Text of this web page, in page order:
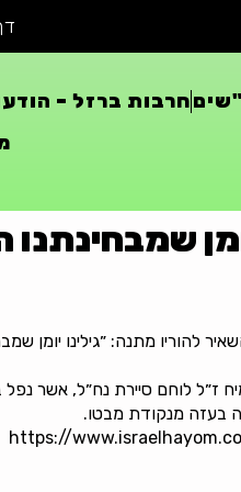
חרבות ברזל –
להוריו מתנה: ״גילינו יומן
ז״ל לוחם סיירת נח״ל, אשר
בעזה מנקודת מבטו.
https://